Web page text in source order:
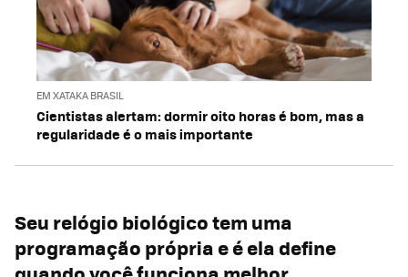
EM XATAKA BRASIL
Cientistas alertam: dormir oito horas é bom, mas a
regularidade é o mais importante
Seu relógio biológico tem uma
programação própria e é ela define